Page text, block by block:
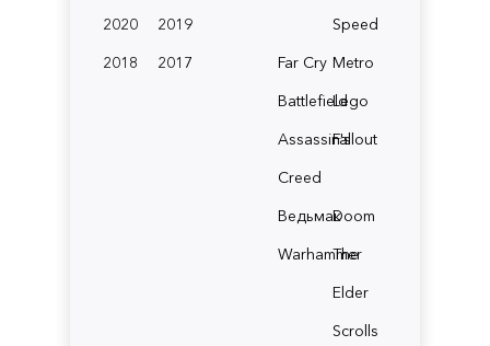
2020
2019
2018
2017
Speed
Far Cry Metro
BattlefieldLego
Assassin's
Creed
Fallout
ВедьмакDoom
Warhammer
The
Elder
Scrolls